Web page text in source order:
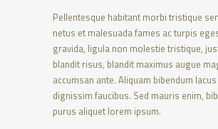
Pellentesque habitant morbi tristique
netus et malesuada fames ac turpis
gravida, ligula non molestie tristique,
blandit risus, blandit maximus augue
accumsan ante. Aliquam bibendum
dignissim faucibus. Sed mauris enim,
purus aliquet lorem ipsum.